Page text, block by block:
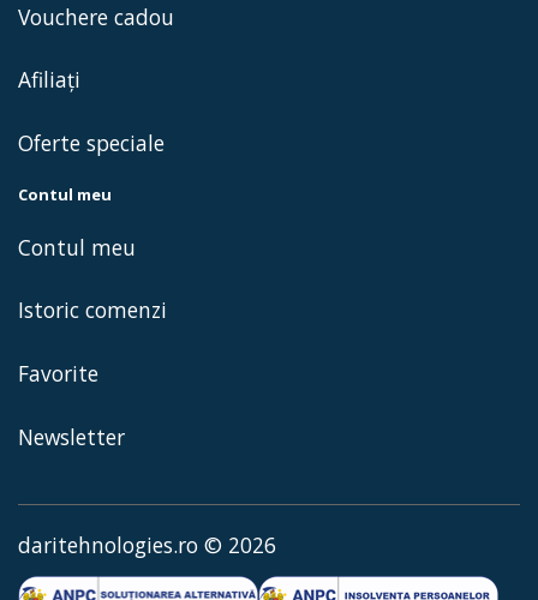
Vouchere cadou
Afiliaţi
Oferte speciale
Contul meu
Contul meu
Istoric comenzi
Favorite
Newsletter
daritehnologies.ro © 2026